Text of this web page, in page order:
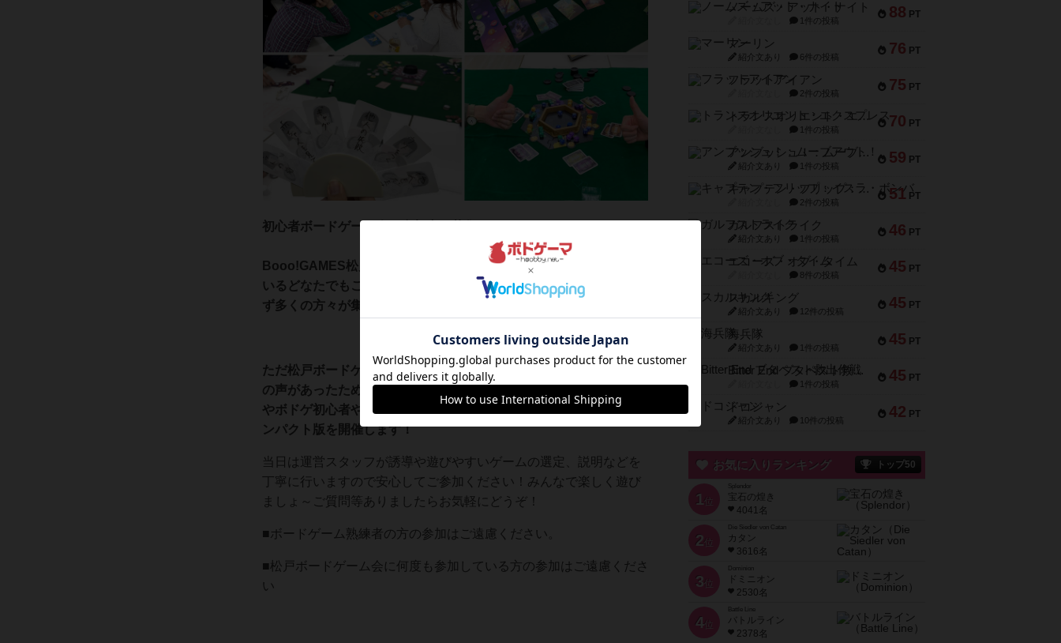
初心者ボードゲーム会の参加者を募集します！
Booo!GAMES松戸ボードゲーム会は千葉県松戸市で月2回開催して
いるどなたでもご参加可能なボードゲーム会です。年齢、性別問わ
ず多くの方々が集まって様々なボードゲームを遊んでいます。
ただ松戸ボードゲーム会は人が多くて初めてだと参加しづらい…と
の声があったため、ボードゲーム会にあまり参加したことがない方
やボドゲ初心者や未経験者の方を対象として参加人数を縮小したコ
ンパクト版を開催します！
当日は運営スタッフが誘導や遊びやすいゲームの選定、説明などを
丁寧に行いますので安心してご参加ください！みんなで楽しく遊び
ましょ～ご質問等ありましたらお気軽にどうぞ！
■ボードゲーム熟練者の方の参加はご遠慮ください。
■松戸ボードゲーム会に何度も参加している方の参加はご遠慮くださ
い
88 PT
ノームズ・アット・ナイト
1件の投稿
76 PT
マーリン
紹介文あり 6件の投稿
75 PT
フラットアイアン
2件の投稿
70 PT
トランスオリエント・エクスプレス
1件の投稿
59 PT
アンブッシュ！：ムーブアウト！
紹介文あり 1件の投稿
51 PT
キャプテン・フリップ：イスラ・ボンバ
2件の投稿
46 PT
ガルフストライク
紹介文あり 1件の投稿
45 PT
エコーズ・オブ・タイム
8件の投稿
45 PT
スカルキング
紹介文あり 12件の投稿
45 PT
海兵隊
紹介文あり 1件の投稿
45 PT
Bitter End ブタペスト救出作戦
1件の投稿
42 PT
ドコジャン
紹介文あり 10件の投稿
お気に入りランキング トップ50
1 位
宝石の煌き
4041名
2 位
Die Siedler von Catan
カタン
3616名
3 位
ドミニオン
2530名
4位
Battle Line
バトルライン
2378名